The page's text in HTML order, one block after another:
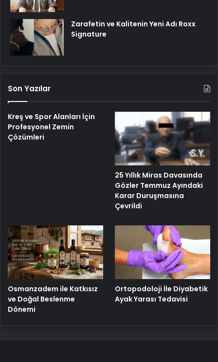
Zarafetin ve Kalitenin Yeni Adı Roxx
Signature
Son Yazılar
Kreş ve Spor Alanları İçin
Profesyonel Zemin
Çözümleri
25 Yıllık Miras Davasında
Gözler Temmuz Ayındaki
Karar Duruşmasına
Çevrildi
Osmanzadem ile Katkısız
ve Doğal Beslenme
Dönemi
Ortopodoloji İle Diyabetik
Ayak Yarası Tedavisi